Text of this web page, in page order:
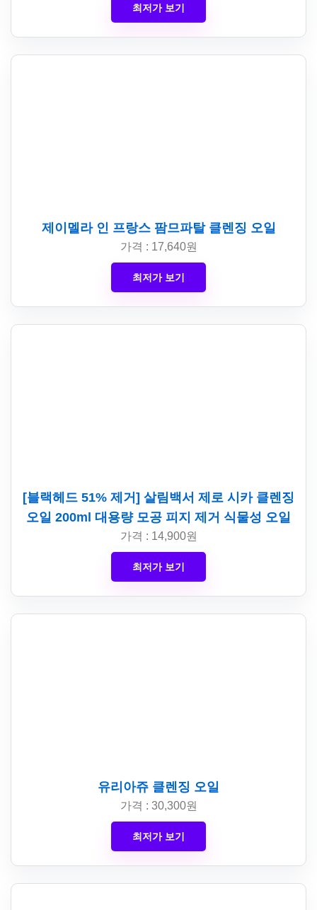
최저가 보기
제이멜라 인 프랑스 팜므파탈 클렌징 오일
가격 : 17,640원
최저가 보기
[블랙헤드 51% 제거] 살림백서 제로 시카 클렌징
오일 200ml 대용량 모공 피지 제거 식물성 오일
가격 : 14,900원
최저가 보기
유리아쥬 클렌징 오일
가격 : 30,300원
최저가 보기